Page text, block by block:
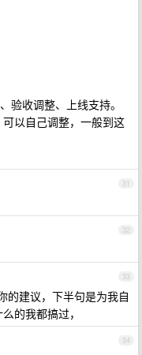
验收调整、上线支持。
以自己调整，一般到这
31
32
33
的建议，下半句是为我自
的我都搞过，
34